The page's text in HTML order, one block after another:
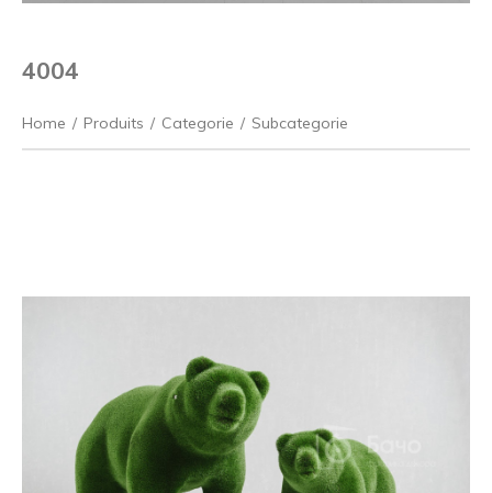
4004
Home / Produits / Categorie / Subcategorie